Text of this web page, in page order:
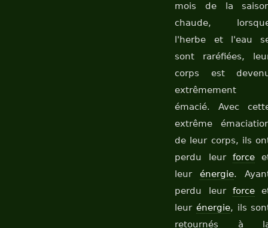
mois de la
chaude,
l'herbe et l'eau
sont raréfiées,
corps est
extrêmement
émacié. Avec
extrême
de leur corps, ils
perdu leur force
leurénergie.
perdu leur force
leur énergie, ils
retournés à